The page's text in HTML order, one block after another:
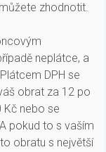
zhodnotit.
neplátce, a
DPH se
obrat za 12 po
Kč nebo se
pokud to s vaším
obratu s největší